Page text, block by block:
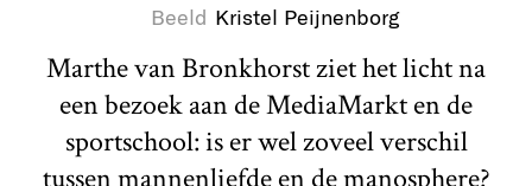
Beeld Kristel Peijnenborg
Marthe van Bronkhorst ziet het licht na
een bezoek aan de MediaMarkt en de
sportschool: is er wel zoveel verschil
tussen mannenliefde en de manosphere?